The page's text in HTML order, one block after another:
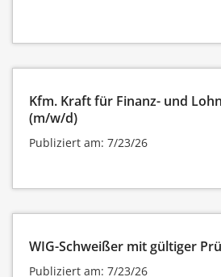
Kfm. Kraft für Finanz- und
(m/w/d)
Publiziert am: 7/23/26
WIG-Schweißer mit gültiger
Publiziert am: 7/23/26